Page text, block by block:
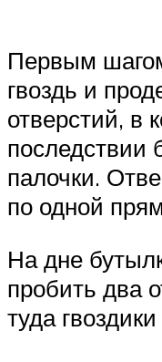
Первым
гвоздь и
отверстий, в
последствии
палочки.
по одной
На дне
пробить два
туда гвоздики